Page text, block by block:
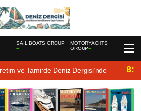
SAIL BOATS GROUP
MOTORYACHTS
GROUP
ve Tamirde Deniz Dergisi’nde